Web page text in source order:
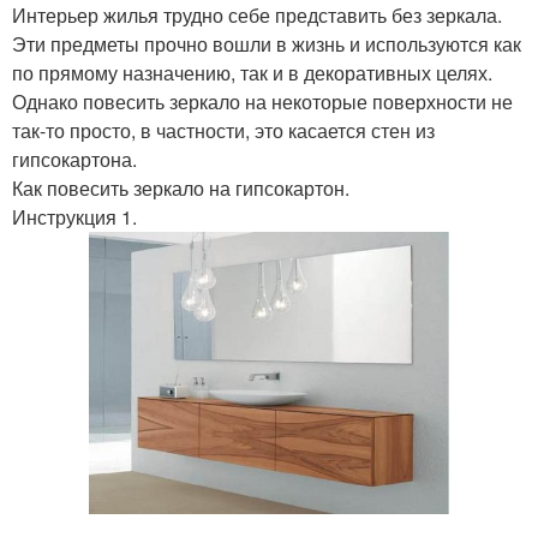
Интерьер жилья трудно себе представить без зеркала.
Эти предметы прочно вошли в жизнь и используются как
по прямому назначению, так и в декоративных целях.
Однако повесить зеркало на некоторые поверхности не
так-то просто, в частности, это касается стен из
гипсокартона.
Как повесить зеркало на гипсокартон.
Инструкция 1.